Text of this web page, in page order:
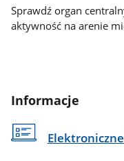
Sprawdź organ
aktywność na arenie
Informacje